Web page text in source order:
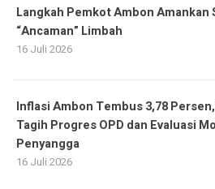
Langkah Pemkot Ambon Amankan
“Ancaman” Limbah
16 Juli 2026
Inflasi Ambon Tembus 3,78 Persen,
Tagih Progres OPD dan Evaluasi
Penyangga
16 Juli 2026